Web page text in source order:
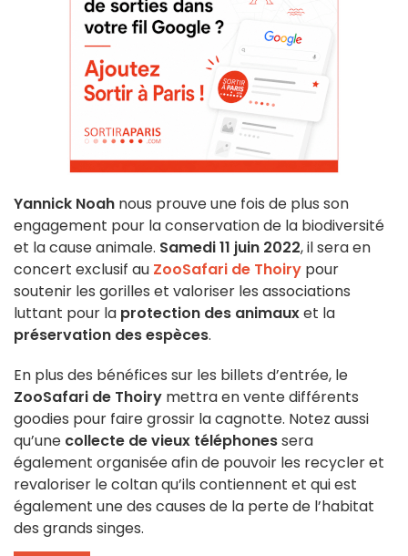
Yannick Noah nous prouve une fois de plus son
engagement pour la conservation de la biodiversité
et la cause animale. Samedi 11 juin 2022, il sera en
concert exclusif au ZooSafari de Thoiry pour
soutenir les gorilles et valoriser les associations
luttant pour la protection des animauxet la
préservation des espèces.
En plus des bénéfices sur les billets d’entrée, le
ZooSafari de Thoiry mettra en vente différents
goodies pour faire grossir la cagnotte. Notez aussi
qu’une collecte de vieux téléphonessera
également organisée afin de pouvoir les recycler et
revaloriser le coltan qu’ils contiennent et qui est
également une des causes de la perte de l’habitat
des grands singes.